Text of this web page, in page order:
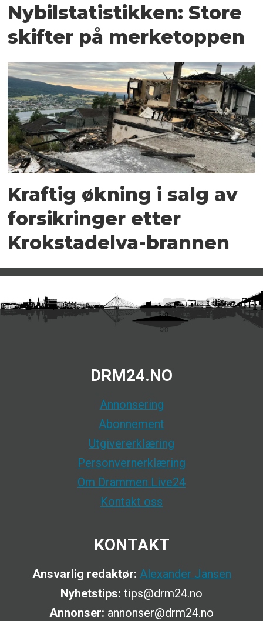
Nybilstatistikken: Store
skifter på merketoppen
Kraftig økning i salg av
forsikringer etter
Krokstadelva-brannen
DRM24.NO
Annonsering
Abonnement
Utgivererklæring
Personvernerklæring
Om Drammen Live24
Kontakt oss
KONTAKT
Ansvarlig redaktør: Alexander Jansen
Nyhetstips: tips@drm24.no
Annonser: annonser@drm24.no